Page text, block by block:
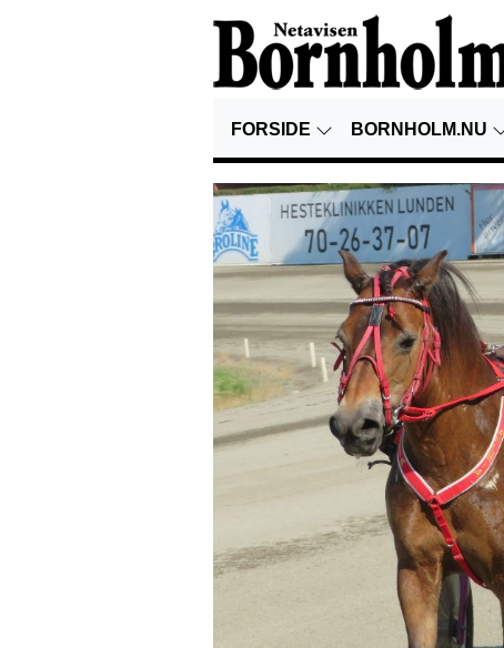
FORSIDE BORNHOLM.NU